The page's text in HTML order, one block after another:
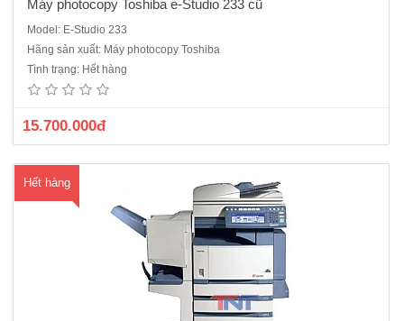
Máy photocopy Toshiba e-Studio 233 cũ
Model: E-Studio 233
Hãng sản xuất: Máy photocopy Toshiba
Tình trạng: Hết hàng
15.700.000đ
Hết hàng
Máy Photocopy Toshiba E-Studio 283 cũ- Chức năng: Copy + In
mạng + Scan trắng đen- Bộ tự động nạp và đảo 2 mặt bản gốc
(ARDF)- Bộ tự động đảo 2 mặt bản sao (Duplex)- Tốc độ Photo: 28
bản/phút, khổ giấy lớn nhất : A3-Tốc độ Scan :50 bản/ phút- K..